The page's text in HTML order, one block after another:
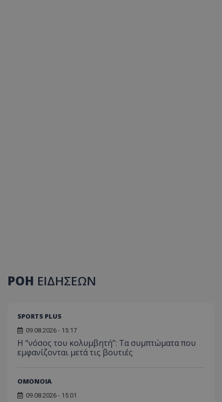
ΡΟΗ ΕΙΔΗΣΕΩΝ
SPORTS PLUS
09.08.2026 - 15:17
Η “νόσος του κολυμβητή”: Τα συμπτώματα που
εμφανίζονται μετά τις βουτιές
ΟΜΟΝΟΙΑ
09.08.2026 - 15:01